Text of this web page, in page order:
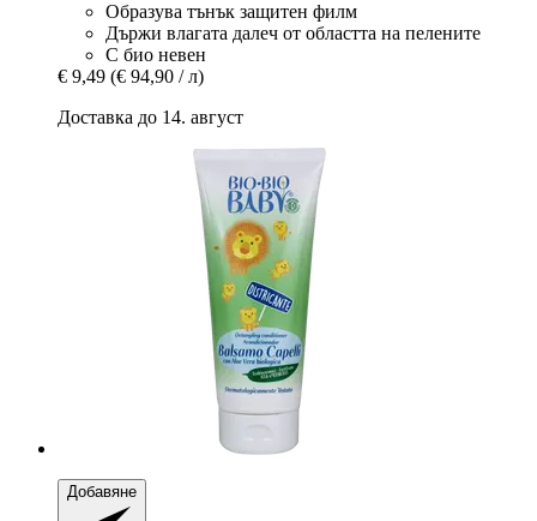
Образува тънък защитен филм
Държи влагата далеч от областта на пелените
С био невен
€ 9,49 (€ 94,90 / л)
Доставка до 14. август
Добавяне